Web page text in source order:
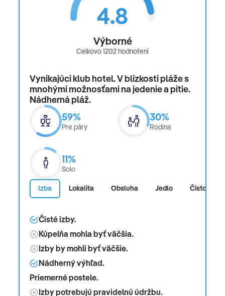
4.8
Výborné
Celkovo 1202 hodnotení
Vynikajúci klub hotel. V blízkosti pláže s
mnohými možnosťami na jedenie a pitie.
Nádherná pláž.
59%
Pre páry
30%
Rodina
11%
Solo
Izba Lokalita Obsluha Jedlo Čistota
Čisté izby.
Kúpelňa mohla byť väčšia.
Izby by mohli byť väčšie.
Nádherný výhľad.
Priemerné postele.
Izby potrebujú pravidelnú údržbu.